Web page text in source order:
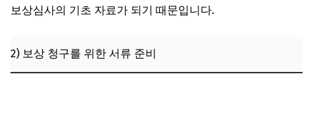
6. 최신 디지털 기술 도입이 운전자보험 청구에 미치는 영향
1) 인공지능 심사 시스템 도입 효과
2) 모바일 청구 및 실시간 진행 상황 확인
보상심사의 기초 자료가 되기 때문입니다.
2) 보상 청구를 위한 서류 준비